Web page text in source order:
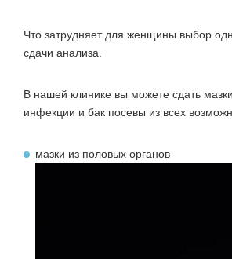
Что затрудняет для женщины выбор
сдачи анализа.
В нашей клинике вы можете сдать
инфекции и бак посевы из всех
мазки из половых органов